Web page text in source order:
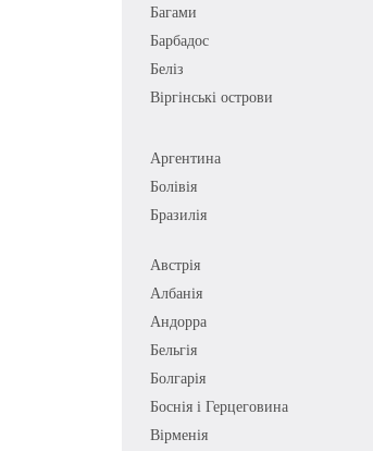
Багами
Барбадос
Беліз
Віргінські острови
Аргентина
Болівія
Бразилія
Австрія
Албанія
Андорра
Бельгія
Болгарія
Боснія і Герцеговина
Вірменія